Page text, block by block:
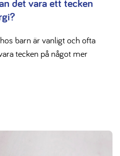
det vara ett tecken
barn är vanligt och ofta
tecken på något mer